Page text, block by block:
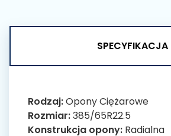
SPECYFIKACJA
Rodzaj:Opony Ciężarowe
Rozmiar:385/65R22.5
Konstrukcja opony: Radialna